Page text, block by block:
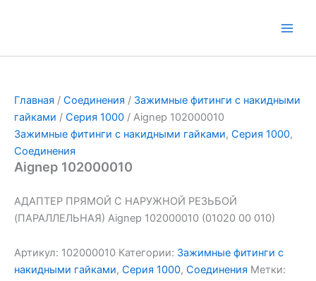
Главная / Соединения / Зажимные фитинги с накидными
гайками / Серия 1000 / Aignep 102000010
Зажимные фитинги с накидными гайками, Серия 1000,
Соединения
Aignep 102000010
АДАПТЕР ПРЯМОЙ С НАРУЖНОЙ РЕЗЬБОЙ
(ПАРАЛЛЕЛЬНАЯ) Aignep 102000010 (01020 00 010)
Артикул: 102000010 Категории: Зажимные фитинги с
накидными гайками, Серия 1000, Соединения Метки: